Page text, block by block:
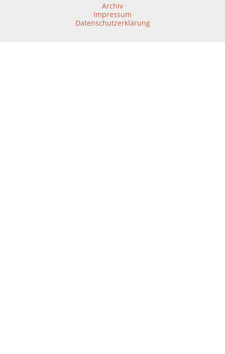
Archiv
Impressum
Datenschutzerklärung